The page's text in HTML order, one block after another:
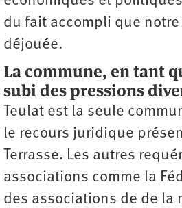
du fait accompli que
déjouée.
La commune, en tant
subi des pressions
Teulat est la seule
le recours juridique
Terrasse. Les autres
associations comme la
des associations de de la